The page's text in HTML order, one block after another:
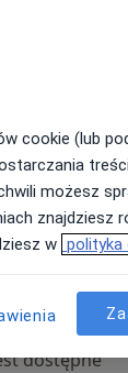
Ndz,
dostępne
cookie (lub
możesz
znajdziesz
w polityka